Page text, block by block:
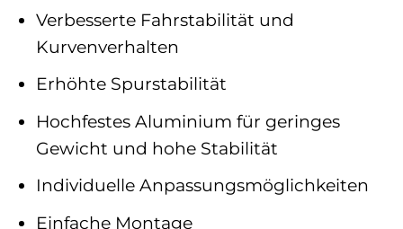
Verbesserte Fahrstabilität und
Kurvenverhalten
Erhöhte Spurstabilität
Hochfestes Aluminium für geringes
Gewicht und hohe Stabilität
Individuelle Anpassungsmöglichkeiten
Einfache Montage